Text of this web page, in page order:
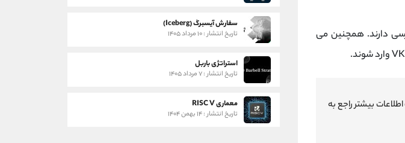
دارند. همچنین می
بیشتر راجع به
سفارش آیسبرگ (Iceberg)
تاریخ انتشار : ۱۰ مرداد ۱۴۰۵
استراتژی باربل
تاریخ انتشار : ۷ مرداد ۱۴۰۵
معماری RISC V
تاریخ انتشار : ۱۴ بهمن ۱۴۰۴